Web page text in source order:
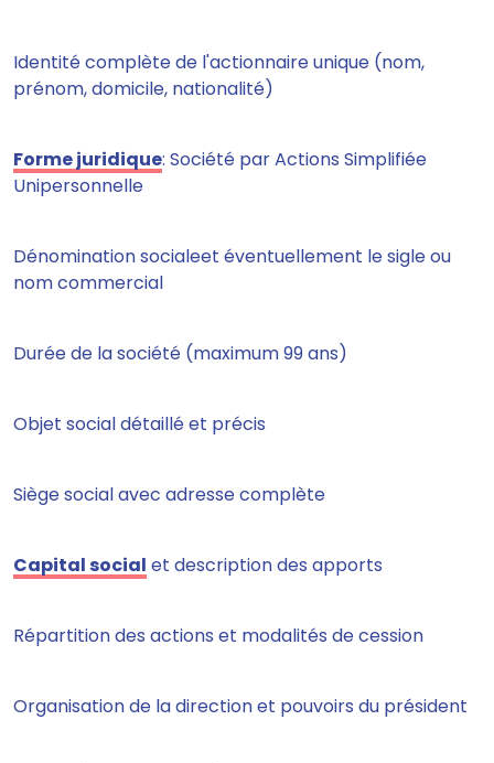
Identité complète de l'actionnaire unique (nom,
prénom, domicile, nationalité)
Forme juridique: Société par Actions Simplifiée
Unipersonnelle
Dénomination socialeet éventuellement le sigle ou
nom commercial
Durée de la société (maximum 99 ans)
Objet social détaillé et précis
Siège social avec adresse complète
Capital social et description des apports
Répartition des actions et modalités de cession
Organisation de la direction et pouvoirs du président